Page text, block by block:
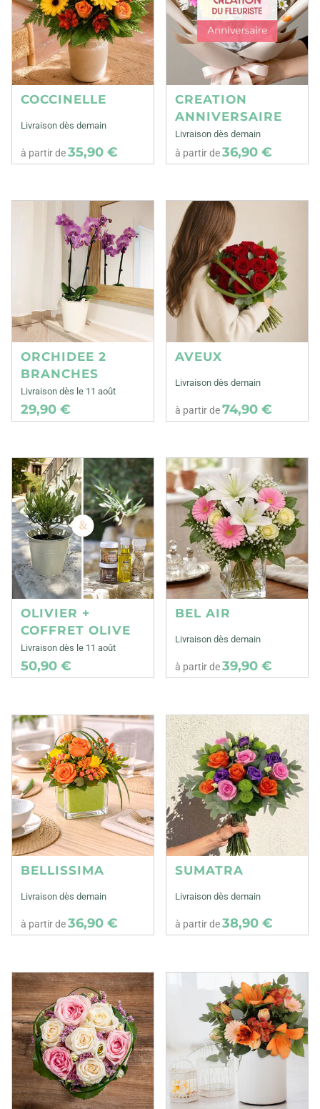
COCCINELLE
Livraison dès demain
à partir de35,90 €
CREATION
ANNIVERSAIRE
Livraison dès demain
à partir de36,90 €
ORCHIDEE 2
BRANCHES
Livraison dès le 11 août
29,90 €
AVEUX
Livraison dès demain
à partir de74,90 €
OLIVIER +
COFFRET OLIVE
Livraison dès le 11 août
50,90 €
BEL AIR
Livraison dès demain
à partir de39,90 €
BELLISSIMA
Livraison dès demain
à partir de36,90 €
SUMATRA
Livraison dès demain
à partir de38,90 €